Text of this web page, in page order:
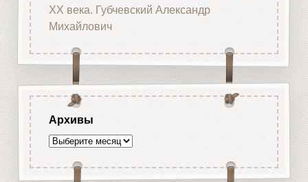
XX века. Губчевский Александр
Михайлович
Архивы
Архивы